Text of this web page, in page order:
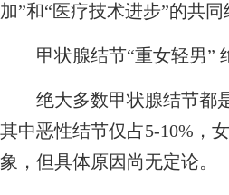
加”和“医疗技术进步”的共同
甲状腺结节“重女轻男”
绝大多数甲状腺结节都是
其中恶性结节仅占5-10%，
象，但具体原因尚无定论。